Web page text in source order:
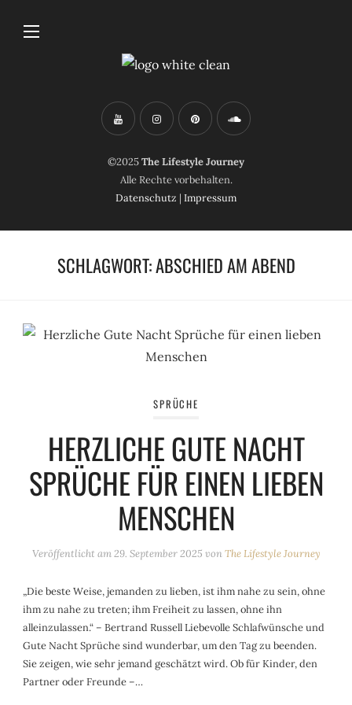
©2025The Lifestyle Journey
Alle Rechte vorbehalten.
Datenschutz | Impressum
SCHLAGWORT:ABSCHIED AM ABEND
SPRÜCHE
HERZLICHE GUTE NACHT
SPRÜCHE FÜR EINEN LIEBEN
MENSCHEN
Veröffentlicht am29. September 2025 vonThe Lifestyle Journey
„Die beste Weise, jemanden zu lieben, ist ihm nahe zu sein, ohne
ihm zu nahe zu treten; ihm Freiheit zu lassen, ohne ihn
alleinzulassen.“ – Bertrand Russell Liebevolle Schlafwünsche und
Gute Nacht Sprüche sind wunderbar, um den Tag zu beenden.
Sie zeigen, wie sehr jemand geschätzt wird. Ob für Kinder, den
Partner oder Freunde –…